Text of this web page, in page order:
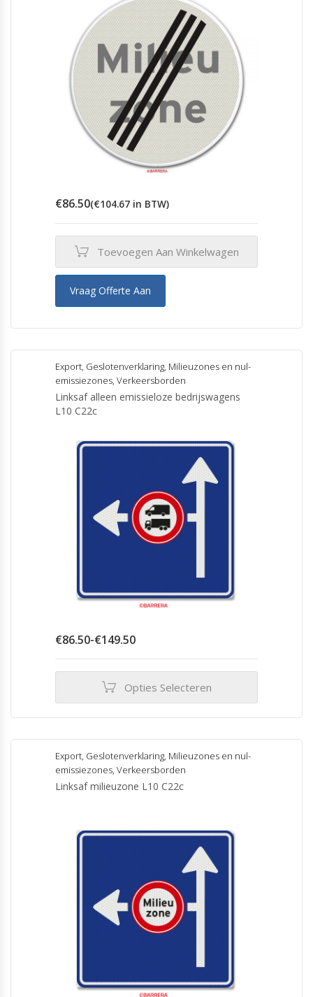
€86.50(€104.67 in BTW)
Toevoegen Aan Winkelwagen
Vraag Offerte Aan
Export, Geslotenverklaring, Milieuzones en nul-
emissiezones, Verkeersborden
Linksaf alleen emissieloze bedrijswagens
L10 C22c
€86.50-€149.50Prijsklasse:
€149.50
Opties Selecteren
heeft
meerdere
variaties.
Deze
optie
worden
Export, Geslotenverklaring, Milieuzones en nul-
emissiezones, Verkeersborden
Linksaf milieuzone L10 C22c